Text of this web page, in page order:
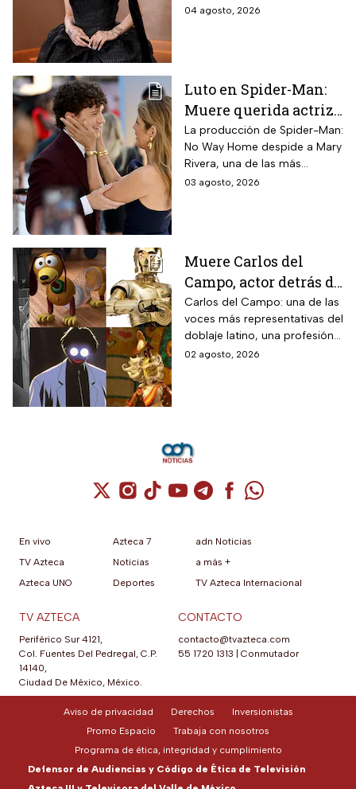
informó a sus fanáticos que
04 agosto, 2026
Luto en Spider-Man:
Muere querida actriz
por derrame cerebral;
esto se sabe
La producción de Spider-Man:
No Way Home despide a Mary
Rivera, una de las más
queridas actrices que dieron
03 agosto, 2026
Muere Carlos del
Campo, actor detrás de
la voz detrás de
Slinky y C-3P0 en
México
Carlos del Campo: una de las
voces más representativas del
doblaje latino, una profesión
en la que Mexico es referente
02 agosto, 2026
Cuenta de X / Twitter (se abre en una
Cuenta de Instagram (se abre en una
Cuenta de TikTok (se abre en
Cuenta de YouTube (se abre
Cuenta de Telegram (se
Cuenta de
Cuenta de
En vivo
TV Azteca
Azteca UNO
Azteca 7
Noticias
Deportes
adn Noticias
a más +
TV Azteca Internacional
TV AZTECA
Periférico Sur 4121,
Col. Fuentes Del Pedregal, C.P.
14140,
Ciudad De México, México.
CONTACTO
contacto@tvazteca.com
55 1720 1313
Conmutador
Aviso de privacidad Derechos
Inversionistas
Promo Espacio
Trabaja con nosotros
Programa de ética, integridad y cumplimiento
Defensor de Audiencias y Código de Ética de Televisión